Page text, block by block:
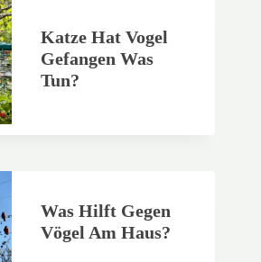
Katze Hat Vogel
Gefangen Was
Tun?
Was Hilft Gegen
Vögel Am Haus?